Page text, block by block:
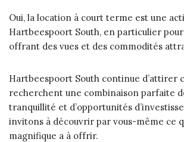
Oui, la location à court terme est une
Hartbeespoort South, en particulier
offrant des vues et des commodités
Hartbeespoort South continue d’attirer
recherchent une combinaison parfaite
tranquillité et d’opportunités
invitons à découvrir par vous-même ce
magnifique a à offrir.